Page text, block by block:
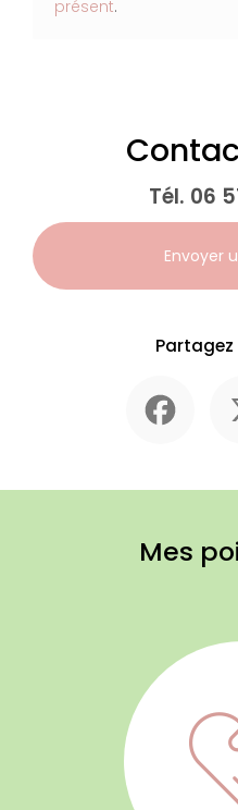
présent.
Tél. 06
Envoyer
Mes